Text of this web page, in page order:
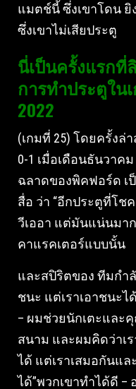
แมตช์นี้ ซึ่งเขาโดน ยิ
ซึ่งเขาไม่เสียประตู
นี่เป็นครั้งแรกที่
การทําประตูใน
2022
(เกมที่ 25) โดยครั้งล่
0-1 เมื่อเดือนธันวาค
ฉลาดของพิคฟอร์ด
สื่อ ว่า “อีกประตูที่โ
วีเออา แต่มันแน่นมาก
คาแรคเตอร์แบบนั้น
และสปิริตของ ทีมกํา
ชนะ แต่เราเอาชนะ
– ผมช่วยนักเตะและ
สนาม และผมคิดว่าเ
ได้ แต่เราเสมอกันแล
ได้”พวกเขาทําได้ดี –